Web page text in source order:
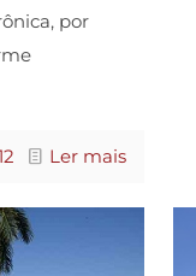
por
Ler mais